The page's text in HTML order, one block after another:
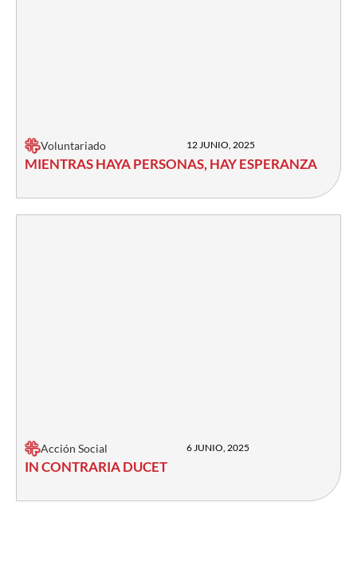
Voluntariado 12 JUNIO, 2025
MIENTRAS HAYA PERSONAS, HAY ESPERANZA
Acción Social 6 JUNIO, 2025
IN CONTRARIA DUCET